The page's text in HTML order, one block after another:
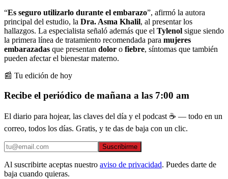
“Es seguro utilizarlo durante el embarazo”, afirmó la autora
principal del estudio, la Dra. Asma Khalil, al presentar los
hallazgos. La especialista señaló además que el Tylenol sigue siendo
la primera línea de tratamiento recomendada para mujeres
embarazadas que presentan dolor o fiebre, síntomas que también
pueden afectar el bienestar materno.
📰 Tu edición de hoy
Recibe el periódico de mañana a las 7:00 am
El diario para hojear, las claves del día y el podcast ☕ — todo en un
correo, todos los días. Gratis, y te das de baja con un clic.
Suscribirme
Al suscribirte aceptas nuestro aviso de privacidad. Puedes darte de
baja cuando quieras.